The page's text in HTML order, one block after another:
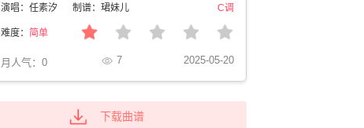
演唱：任素汐 制谱：珺妹儿 C调
难度： 简单
月人气： 0 7 2025-05-20
下载曲谱